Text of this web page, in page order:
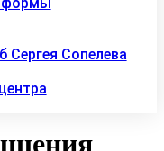
Сергея Сопелева